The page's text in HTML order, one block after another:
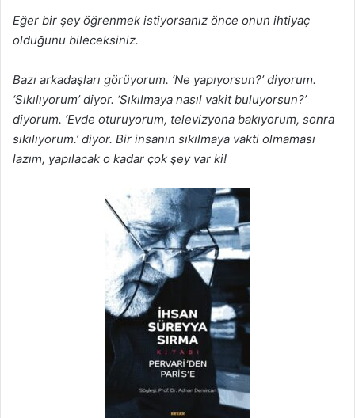
Eğer bir şey öğrenmek istiyorsanız önce onun ihtiyaç
olduğunu bileceksiniz.
Bazı arkadaşları görüyorum. ‘Ne yapıyorsun?’ diyorum.
‘Sıkılıyorum’ diyor. ‘Sıkılmaya nasıl vakit buluyorsun?’
diyorum. ‘Evde oturuyorum, televizyona bakıyorum, sonra
sıkılıyorum.’ diyor. Bir insanın sıkılmaya vakti olmaması
lazım, yapılacak o kadar çok şey var ki!